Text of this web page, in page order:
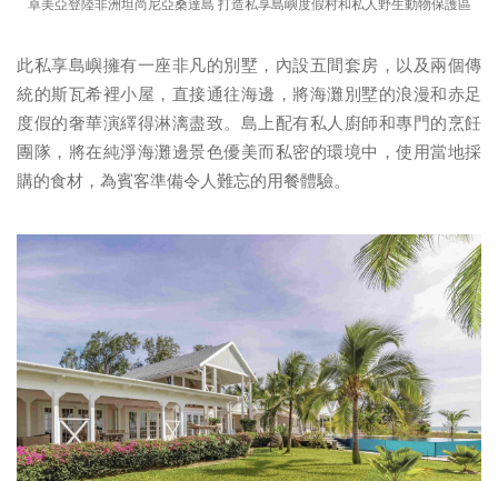
卓美亞登陸非洲坦尚尼亞桑達島 打造私享島嶼度假村和私人野生動物保護區
此私享島嶼擁有一座非凡的別墅，內設五間套房，以及兩個傳
統的斯瓦希裡小屋，直接通往海邊，將海灘別墅的浪漫和赤足
度假的奢華演繹得淋漓盡致。島上配有私人廚師和專門的烹飪
團隊，將在純淨海灘邊景色優美而私密的環境中，使用當地採
購的食材，為賓客準備令人難忘的用餐體驗。